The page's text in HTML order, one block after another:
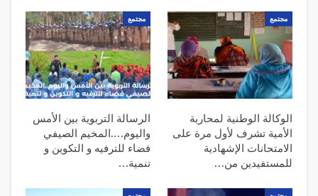
مجتمع
الوكالة الوطنية لمحاربة
الأمية تشرف لأول مرة على
الامتحانات الإشهادية
للمستفيدين من…
مجتمع
الرسالة التربوية بين الأمس
واليوم….المخيم الصيفي
فضاء للترفيه و التكوين و
تنمية…